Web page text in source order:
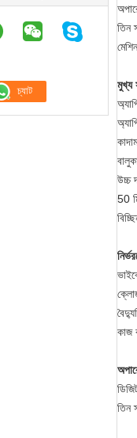
তিন
মুখ্য
উচ্চ
50
কাজ
তিন